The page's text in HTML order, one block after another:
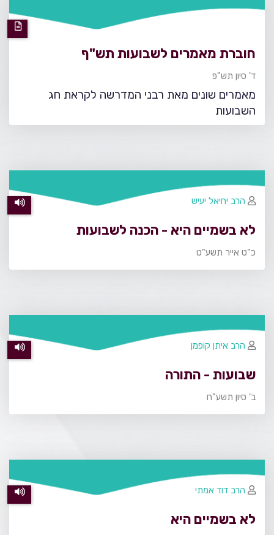
חוברת מאמרים לשבועות תש"ף
ד' סיון תש"פ
מאמרים שונים מאת רבני המדרשה לקראת חג
השבועות
לא בשמיים היא - הכנה לשבועות
כ"ט אייר תשע"ט
הרב יחיאל יעיש
שבועות - התורה
ב' סיון תשע"ח
הרב איתן קופמן
לא בשמיים היא
הרב דוד אמתי